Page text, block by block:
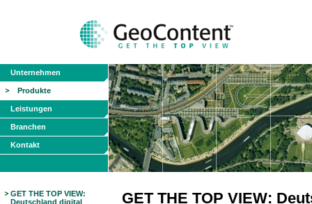
Unternehmen
Produkte
Leistungen
Branchen
Kontakt
GET THE TOP VIEW:
Deutschland digital
GET THE TOP VIEW: